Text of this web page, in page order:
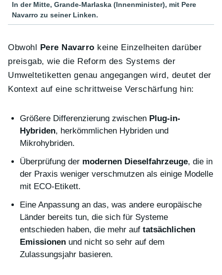
In der Mitte, Grande-Marlaska (Innenminister), mit Pere
Navarro zu seiner Linken.
Obwohl Pere Navarro keine Einzelheiten darüber
preisgab, wie die Reform des Systems der
Umweltetiketten genau angegangen wird, deutet der
Kontext auf eine schrittweise Verschärfung hin:
Größere Differenzierung zwischen Plug-in-
Hybriden, herkömmlichen Hybriden und
Mikrohybriden.
Überprüfung der modernen Dieselfahrzeuge, die in
der Praxis weniger verschmutzen als einige Modelle
mit ECO-Etikett.
Eine Anpassung an das, was andere europäische
Länder bereits tun, die sich für Systeme
entschieden haben, die mehr auf tatsächlichen
Emissionen und nicht so sehr auf dem
Zulassungsjahr basieren.